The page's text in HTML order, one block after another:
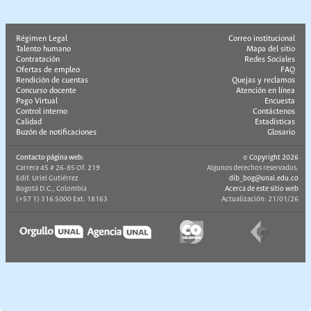
Régimen Legal
Talento humano
Contratación
Ofertas de empleo
Rendición de cuentas
Concurso docente
Pago Virtual
Control interno
Calidad
Buzón de notificaciones
Correo institucional
Mapa del sitio
Redes Sociales
FAQ
Quejas y reclamos
Atención en línea
Encuesta
Contáctenos
Estadísticas
Glosario
Contacto página web:
Carrera 45 # 26-85 Of. 219
Edif. Uriel Gutiérrez
Bogotá D.C., Colombia
(+57 1) 316 5000 Ext. 18163
© Copyright 2026
Algunos derechos reservados.
dib_bog@unal.edu.co
Acerca de este sitio web
Actualización: 21/01/26